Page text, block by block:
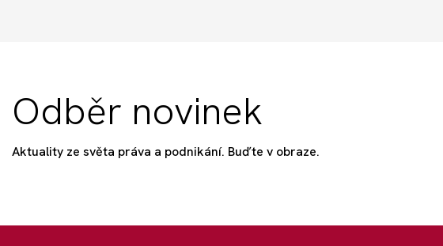
Odběr novinek
Aktuality ze světa práva a podnikání. Buďte v obraze.